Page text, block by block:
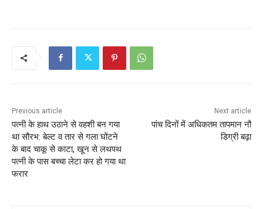
k
A
p
Previous article
पत्नी के हाथ उठाने से वहशी बन गया
था सौरभ: बेल्ट व तार से गला घोंटने
के बाद चाकू से काटा, खून से लथपथ
पत्नी के पास बच्चा लेटा कर हो गया था
फरार
Next article
पांच दिनों में अधिकतम तापमान नौ
डिग्री बढ़ा